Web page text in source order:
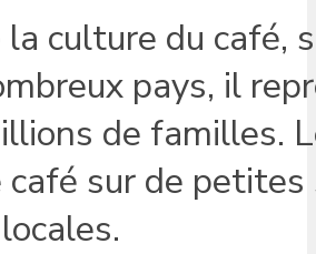
culture du café,
pays, il
de familles.
sur de petites